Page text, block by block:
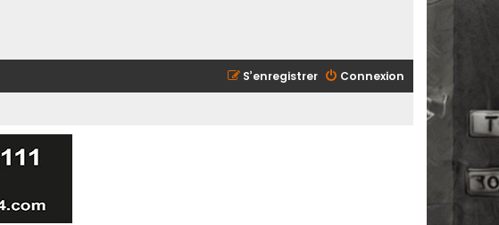
Connexion
S’enregistrer